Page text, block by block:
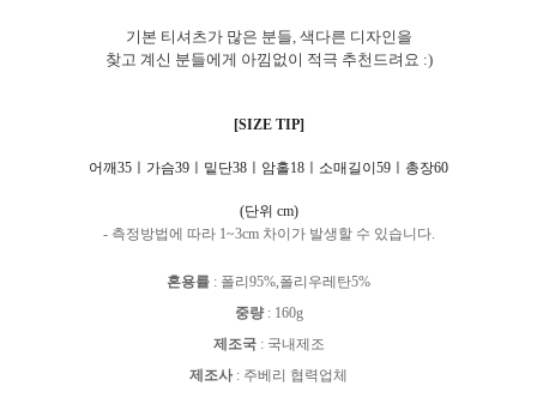
기본 티셔츠가 많은 분들, 색다른 디자인을
찾고 계신 분들에게 아낌없이 적극 추천드려요 :)
[SIZE TIP]
어깨35ㅣ가슴39ㅣ밑단38ㅣ암홀18ㅣ소매길이59ㅣ총장60
(단위 cm)
- 측정방법에 따라 1~3cm 차이가 발생할 수 있습니다.
혼용률 : 폴리95%,폴리우레탄5%
중량: 160g
제조국: 국내제조
제조사: 주베리 협력업체